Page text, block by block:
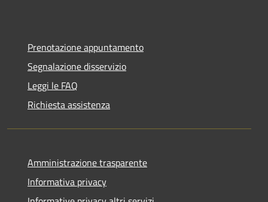
Prenotazione appuntamento
Segnalazione disservizio
Leggi le FAQ
Richiesta assistenza
Amministrazione trasparente
Informativa privacy